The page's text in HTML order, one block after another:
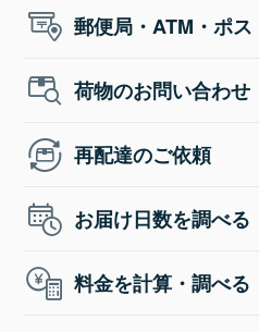
郵便局・ATM・ポ
荷物のお問い合わせ
再配達のご依頼
お届け日数を調べる
料金を計算・調べる